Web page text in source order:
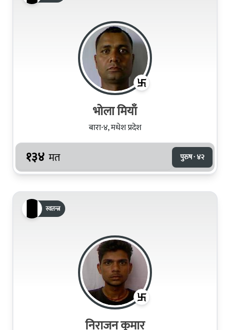
भोला मियाँ
बारा-४, मधेश प्रदेश
१३४ मत पुरुष · ४२
स्वतन्त्र
निराजन कुमार